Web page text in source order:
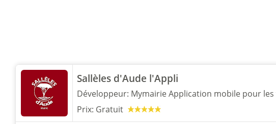
Sallèles d'Aude l'Appli
Développeur: Mymairie Application mobile pour les
Prix: Gratuit